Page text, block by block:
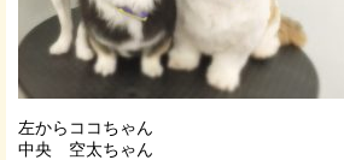
左からココちゃん
中央 空太ちゃん